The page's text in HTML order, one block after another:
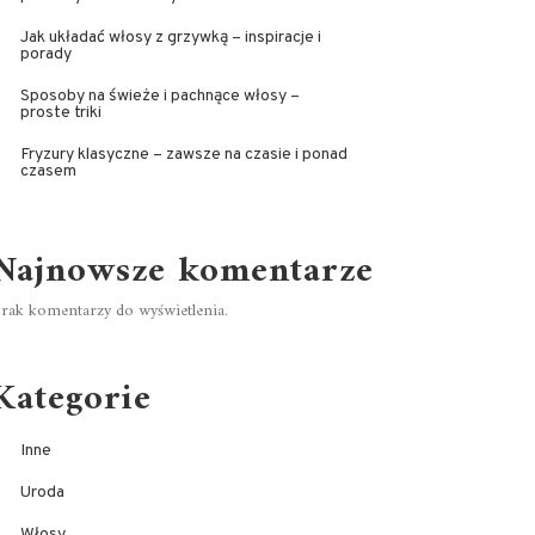
Jak układać włosy z grzywką – inspiracje i
porady
Sposoby na świeże i pachnące włosy –
proste triki
Fryzury klasyczne – zawsze na czasie i ponad
czasem
komentarze
komentarzy do wyświetlenia.
Inne
Uroda